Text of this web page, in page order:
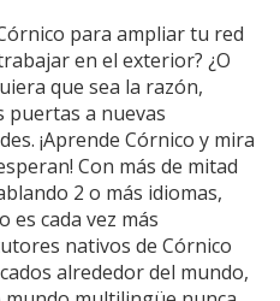
para ampliar tu red
en el exterior? ¿O
que sea la razón,
puertas a nuevas
¡Aprende Córnico y mira
Con más de mitad
2 o más idiomas,
cada vez más
nativos de Córnico
alrededor del mundo,